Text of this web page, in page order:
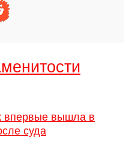
впервые вышла в
суда